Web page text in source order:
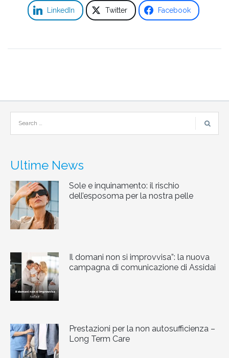
LinkedIn Twitter Facebook
Ultime News
Sole e inquinamento: il rischio
dell’esposoma per la nostra pelle
Il domani non si improvvisa”: la nuova
campagna di comunicazione di Assidai
Prestazioni per la non autosufficienza –
Long Term Care